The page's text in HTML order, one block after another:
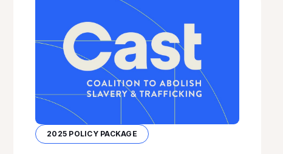
2025 POLICY PACKAGE